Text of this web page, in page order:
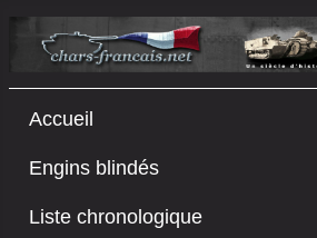
Accueil
Engins blindés
Liste chronologique